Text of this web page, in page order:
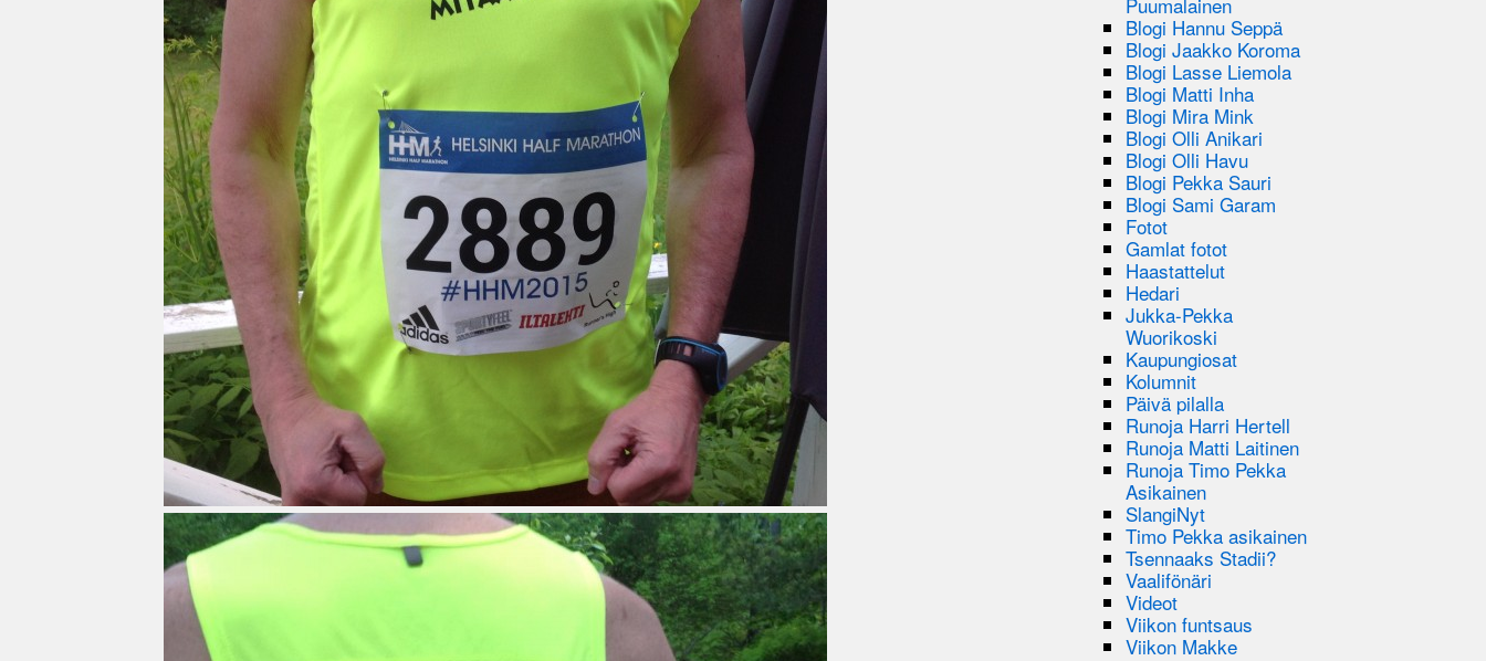
Blogi Hannu Seppä
Blogi Jaakko Koroma
Blogi Lasse Liemola
Blogi Matti Inha
Blogi Mira Mink
Blogi Olli Anikari
Blogi Olli Havu
Blogi Pekka Sauri
Blogi Sami Garam
Fotot
Gamlat fotot
Haastattelut
Hedari
Jukka-Pekka
Wuorikoski
Kaupungiosat
Kolumnit
Päivä pilalla
Runoja Harri Hertell
Runoja Matti Laitinen
Runoja Timo Pekka
Asikainen
SlangiNyt
Timo Pekka asikainen
Tsennaaks Stadii?
Vaalifönäri
Videot
Viikon funtsaus
Viikon Makke